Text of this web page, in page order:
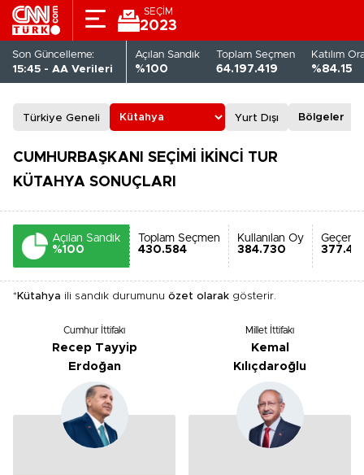
SEÇİM
2023
Son Güncelleme:
15:45 - AA Verileri
Açılan Sandık
%100
Toplam Seçmen
64.197.419
Katılım
%84.15
Türkiye Geneli Yurt Dışı
CUMHURBAŞKANI SEÇİMİ İKİNCİ TUR
KÜTAHYA SONUÇLARI
Açılan Sandık
%100
Toplam Seçmen
430.584
Kullanılan Oy
384.730
Geçerli
* Kütahya ili sandık durumunu özet olarak gösterir.
Cumhur İttifakı
Recep Tayyip
Erdoğan
Millet İttifakı
Kemal
Kılıçdaroğlu